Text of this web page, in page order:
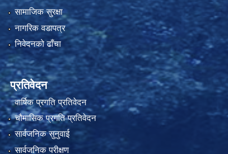
सामाजिक सुरक्षा
नागरिक वडापत्र
निवेदनको ढाँचा
प्रतिवेदन
वार्षिक प्रगति प्रतिवेदन
चौमासिक प्रगति प्रतिवेदन
सार्वजनिक सुनुवाई
सार्वजनिक परीक्षण